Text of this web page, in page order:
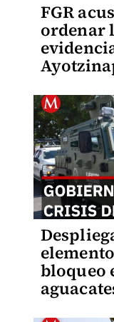
FGR
ordenar
bloqueo